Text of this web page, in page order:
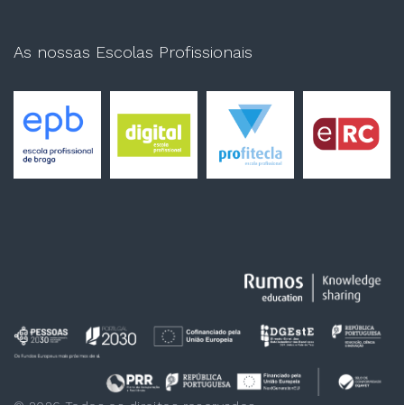
As nossas Escolas Profissionais